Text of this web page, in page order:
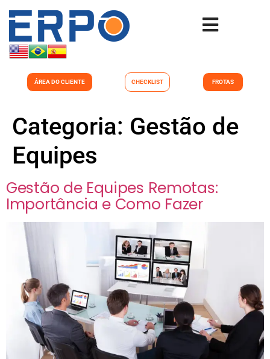
ÁREA DO CLIENTE CHECKLIST FROTAS
Categoria: Gestão de
Equipes
Gestão de Equipes Remotas:
Importância e Como Fazer